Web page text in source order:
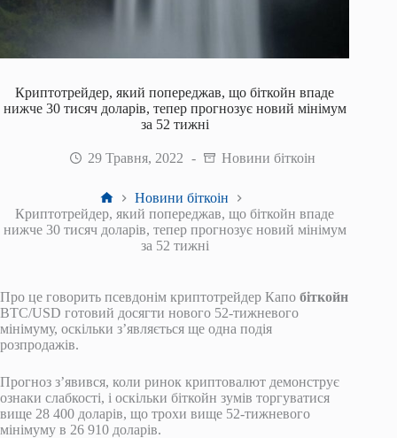
Криптотрейдер, який попереджав, що біткойн впаде
нижче 30 тисяч доларів, тепер прогнозує новий мінімум
за 52 тижні
29 Травня, 2022 Новини біткоін
Головна
Новини біткоін
Криптотрейдер, який попереджав, що біткойн впаде
нижче 30 тисяч доларів, тепер прогнозує новий мінімум
за 52 тижні
Про це говорить псевдонім криптотрейдер Капо біткойн
BTC/USD готовий досягти нового 52-тижневого
мінімуму, оскільки з’являється ще одна подія
розпродажів.
Прогноз з’явився, коли ринок криптовалют демонструє
ознаки слабкості, і оскільки біткойн зумів торгуватися
вище 28 400 доларів, що трохи вище 52-тижневого
мінімуму в 26 910 доларів.